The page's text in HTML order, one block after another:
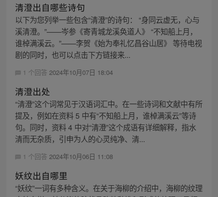
清澄出自哪些诗句
以下为您列举一些包含“清澄”的诗句： “身同云虚无，心与
溪清澄。”——岑参《寄青城龙溪奂道人》 “不知船上月，
谁棹满溪云。”——李贺《始为奉礼忆昌谷山居》 等待电视
剧的同时，也可以点击下方链接来...
1 个回答 2024年10月07日 18:04
清澄出处
“清澄”这个词常见于汉语词汇中。在一些诗词和文献中有所
提及，例如在资料 5 中有“不知船上月，谁棹满溪云”等诗
句。同时，资料 4 中对“清澄”这个成语有详细解释，指水
清而无杂质，引申为人的心灵纯净、清...
1 个回答 2024年10月06日 11:08
妖纹出自哪里
“妖纹”一词有多种含义。在关于海柳的介绍中，海柳的纹理